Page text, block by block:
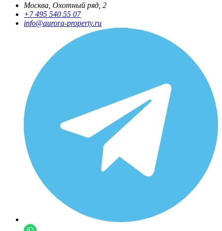
Москва, Охотный ряд, 2
+7 495 540 55 07
info@aurora-property.ru